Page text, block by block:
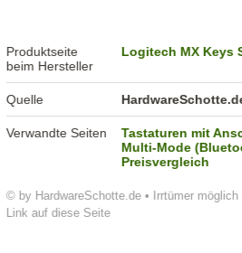
© by HardwareSchotte.de • Irrtümer
Link auf diese Seite
Produktseite
beim Hersteller
Logitech MX Keys
Quelle
Verwandte Seiten
Tastaturen mit
Multi-Mode
Preisvergleich